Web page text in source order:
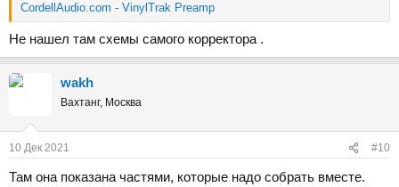
CordellAudio.com - VinylTrak Preamp
Не нашел там схемы самого корректора .
wakh
Вахтанг, Москва
10 Дек 2021 #10
Там она показана частями, которые надо собрать вместе.